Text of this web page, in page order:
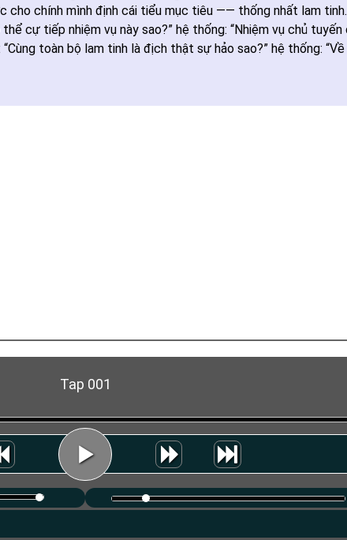
chính mình định cái tiểu mục tiêu —— thống nhất lam
cự tiếp nhiệm vụ này sao?” hệ thống: “Nhiệm vụ chủ tuyến
toàn bộ lam tinh là địch thật sự hảo sao?” hệ thống:
Tap 001